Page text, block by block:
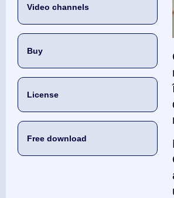
Video channels
Buy
License
Free download